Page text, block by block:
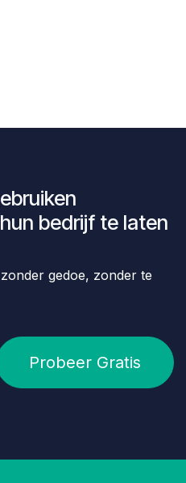
bedrijf te laten
gedoe, zonder te
Probeer Gratis